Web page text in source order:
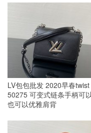
LV包包批发 2020早春
50275 可变式链条手柄可
也可以优雅肩背